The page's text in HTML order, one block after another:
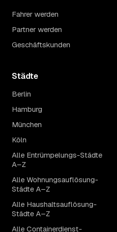
Fahrer werden
Partner werden
Geschäftskunden
Städte
Berlin
Hamburg
München
Köln
Alle Entrümpelungs-Städte
A–Z
Alle Wohnungsauflösung-
Städte A–Z
Alle Haushaltsauflösung-
Städte A–Z
Alle Containerdienst-